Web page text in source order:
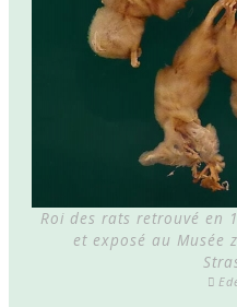
Roi des rats retrouvé en
et exposé au Musée